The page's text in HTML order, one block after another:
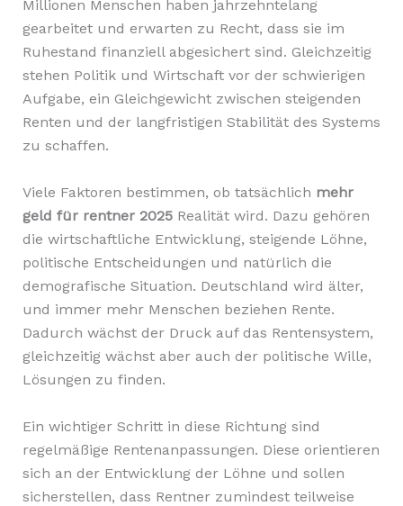
Millionen Menschen haben jahrzehntelang
gearbeitet und erwarten zu Recht, dass sie im
Ruhestand finanziell abgesichert sind. Gleichzeitig
stehen Politik und Wirtschaft vor der schwierigen
Aufgabe, ein Gleichgewicht zwischen steigenden
Renten und der langfristigen Stabilität des Systems
zu schaffen.
Viele Faktoren bestimmen, ob tatsächlich mehr
geld für rentner 2025Realität wird. Dazu gehören
die wirtschaftliche Entwicklung, steigende Löhne,
politische Entscheidungen und natürlich die
demografische Situation. Deutschland wird älter,
und immer mehr Menschen beziehen Rente.
Dadurch wächst der Druck auf das Rentensystem,
gleichzeitig wächst aber auch der politische Wille,
Lösungen zu finden.
Ein wichtiger Schritt in diese Richtung sind
regelmäßige Rentenanpassungen. Diese orientieren
sich an der Entwicklung der Löhne und sollen
sicherstellen, dass Rentner zumindest teilweise